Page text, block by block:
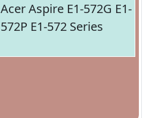
Acer Aspire E1-572G E1-
572P E1-572 Series